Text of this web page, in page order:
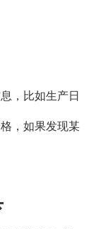
，比如生产日
，如果发现某